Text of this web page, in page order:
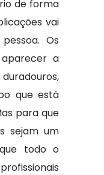
de forma
vai
Os
a
que está
para que
sejam um
todo o